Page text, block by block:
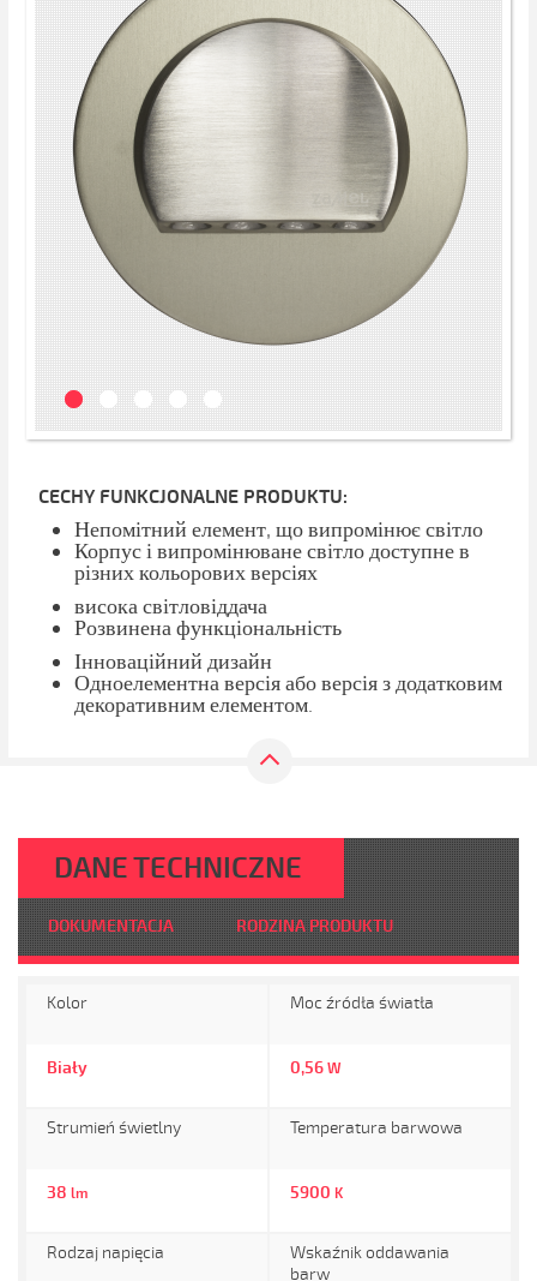
CECHY FUNKCJONALNE PRODUKTU:
Непомітний елемент, що випромінює світло
Корпус і випромінюване світло доступне в
різних кольорових версіях
висока світловіддача
Розвинена функціональність
Інноваційний дизайн
Одноелементна версія або версія з додатковим
декоративним елементом.
DANE TECHNICZNE
DOKUMENTACJA RODZINA PRODUKTU
Kolor
Biały
Moc źródła światła
0,56 W
Strumień świetlny
38 lm
Temperatura barwowa
5900 K
Rodzaj napięcia
Wskaźnik oddawania
barw